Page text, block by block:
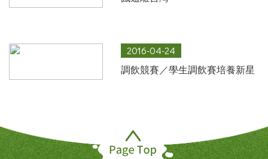
2016-04-24
調飲競賽／學生調飲賽培養新星